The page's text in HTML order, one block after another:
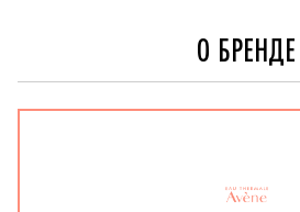
О БРЕНДЕ